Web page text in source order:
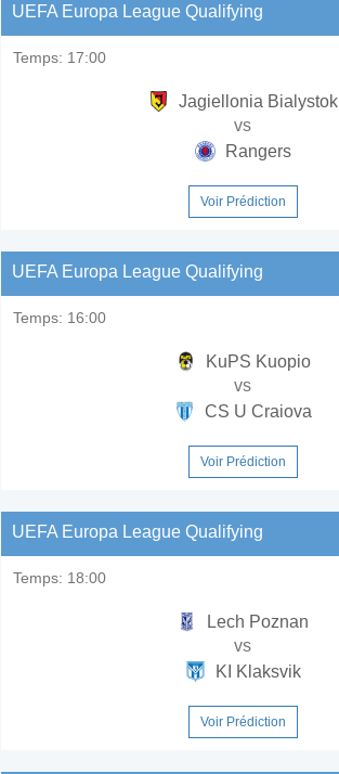
UEFA Europa League Qualifying
Temps: 17:00
Jagiellonia Bialystok
vs
Rangers
Voir Prédiction
UEFA Europa League Qualifying
Temps: 16:00
KuPS Kuopio
vs
CS U Craiova
Voir Prédiction
UEFA Europa League Qualifying
Temps: 18:00
Lech Poznan
vs
KI Klaksvik
Voir Prédiction